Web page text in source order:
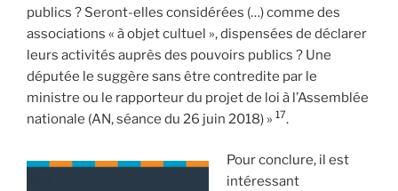
publics ? Seront-elles considérées (…) comme des
associations « à objet cultuel », dispensées de déclarer
leurs activités auprès des pouvoirs publics ? Une
députée le suggère sans être contredite par le
ministre ou le rapporteur du projet de loi à l’Assemblée
nationale (AN, séance du 26 juin 2018) » 17.
Pour conclure, il est
intéressant